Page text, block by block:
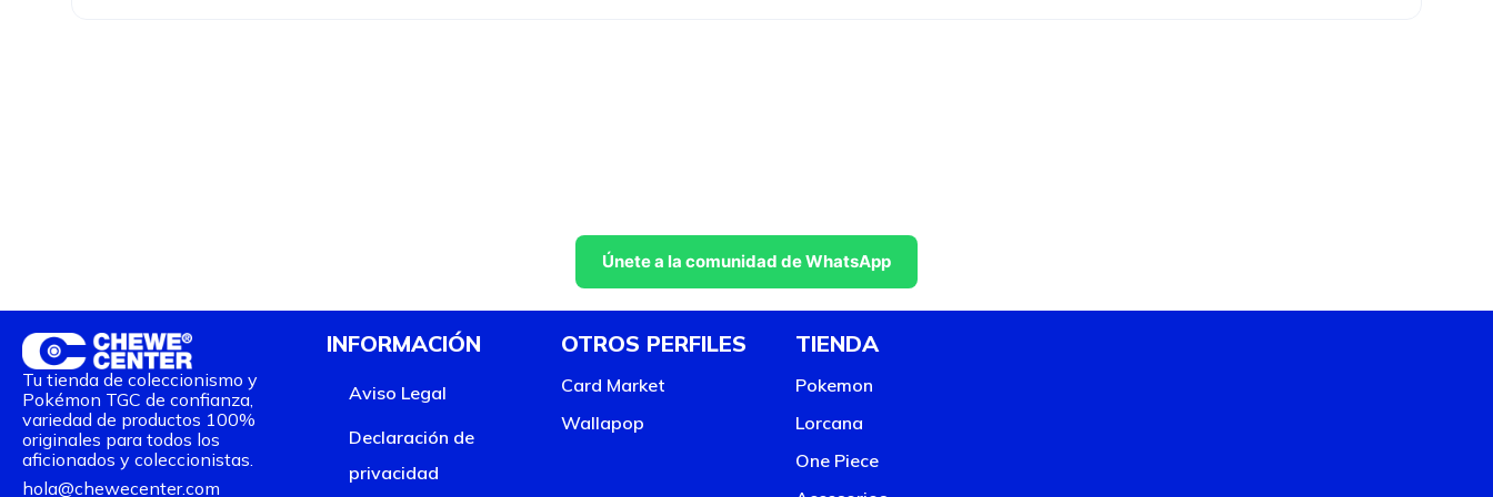
Únete a la comunidad de WhatsApp
Tu tienda de coleccionismo y
Pokémon TGC de confianza,
variedad de productos 100%
originales para todos los
aficionados y coleccionistas.
hola@chewecenter.com
INFORMACIÓN
Aviso Legal
Declaración de
privacidad
OTROS PERFILES
Card Market
Wallapop
TIENDA
Pokemon
Lorcana
One Piece